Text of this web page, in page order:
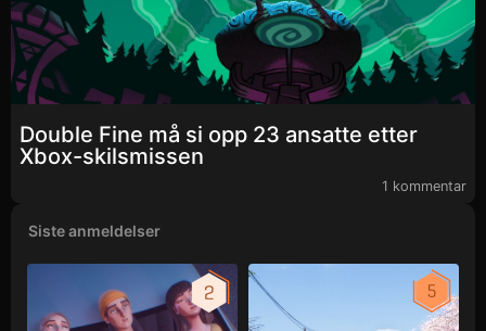
Double Fine må si opp 23 ansatte etter
Xbox-skilsmissen
1 kommentar
Siste anmeldelser